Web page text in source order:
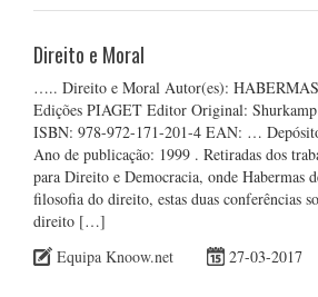
Direito e Moral
….. Direito e Moral Autor(es):
Edições PIAGET Editor Original:
ISBN: 978-972-171-201-4 EAN: …
Ano de publicação: 1999 . Retiradas dos
para Direito e Democracia, onde Habermas
filosofia do direito, estas duas conferências
direito […]
Equipa Knoow.net
27-03-2017